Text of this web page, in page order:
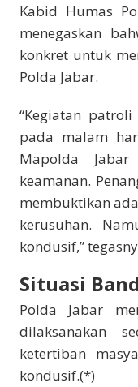
Kabid Humas
menegaskan
konkret untuk
Polda Jabar.
“Kegiatan
pada malam
Mapolda
keamanan.
membuktikan
kerusuhan.
kondusif,”
Situasi
Polda Jabar
dilaksanakan
ketertiban
kondusif.(*)